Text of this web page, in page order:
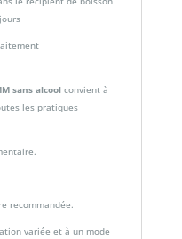
sans alcoolconvient à
les pratiques
recommandée.
variée et à un mode